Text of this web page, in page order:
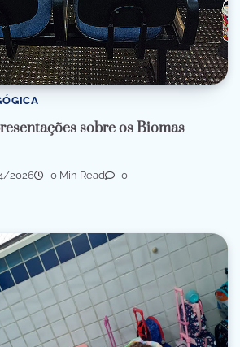
sobre os Biomas
2026 0 Min Read 0